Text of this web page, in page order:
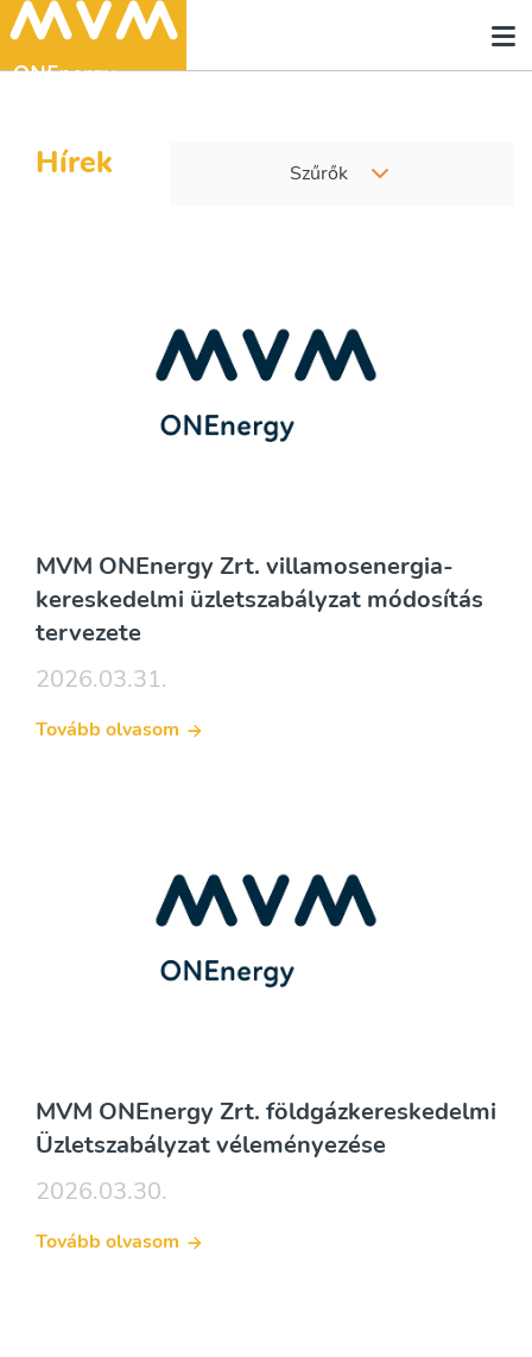
Hírek Szűrők
MVM ONEnergy Zrt. villamosenergia-
kereskedelmi üzletszabályzat módosítás
tervezete
2026.03.31.
Tovább olvasom
MVM ONEnergy Zrt. földgázkereskedelmi
Üzletszabályzat véleményezése
2026.03.30.
Tovább olvasom